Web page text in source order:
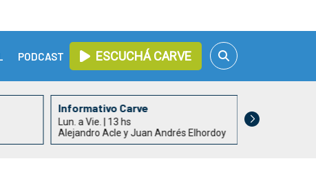
PODCAST ESCUCHÁ CARVE
Informativo Carve
Lun. a Vie. | 13 hs
Alejandro Acle y Juan Andrés Elhordoy
Lun. a Vie. | 15